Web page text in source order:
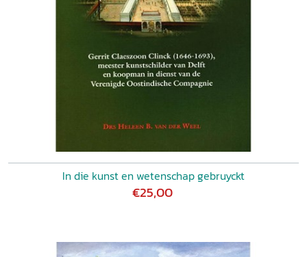
In die kunst en wetenschap gebruyckt
€25,00